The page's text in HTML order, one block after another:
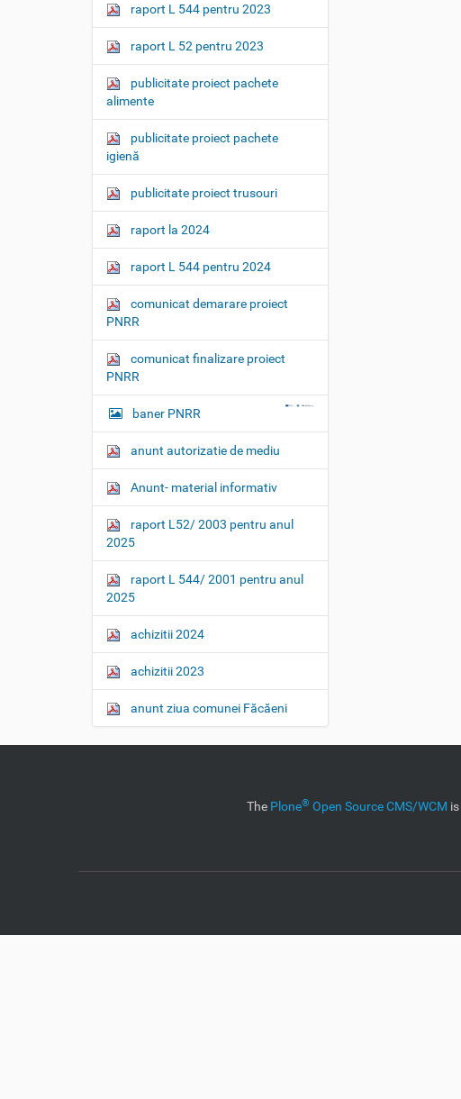
raport L 544 pentru 2023
raport L 52 pentru 2023
publicitate proiect pachete
alimente
publicitate proiect pachete
igienă
publicitate proiect trusouri
raport la 2024
raport L 544 pentru 2024
comunicat demarare proiect
PNRR
comunicat finalizare proiect
PNRR
baner PNRR
anunt autorizatie de mediu
Anunt- material informativ
raport L52/ 2003 pentru anul
2025
raport L 544/ 2001 pentru anul
2025
achizitii 2024
achizitii 2023
anunt ziua comunei Făcăeni
The Plone® Open Source CMS/WCM is